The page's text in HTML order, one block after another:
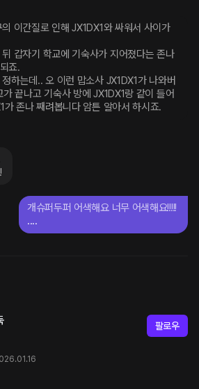
이간질로 인해 JX1DX1와 싸워서 사이가
갑자기 학교에 기숙사가 지어졌다는 존나
죠.
하는데.. 오 이런 맙소사 JX1DX1가 나와버
가 끝나고 기숙사 방에 JX1DX1랑 같이 들어
가 존나 째려봅니다 암튼 알아서 하시죠.
개슈퍼두퍼 어색해요 너무 어색해요!!!!!
....
팔로우